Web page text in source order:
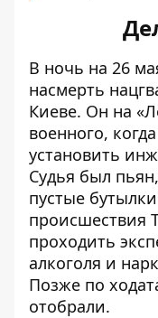
В ночь на 26
насмерть
Киеве. Он на
военного,
установить
Судья был
пустые
происшествия
проходить
алкоголя и
Позже по
отобрали.